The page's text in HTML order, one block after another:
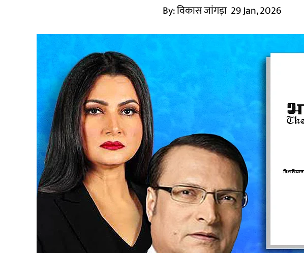
By:विकास जांगड़ा 29 Jan, 2026